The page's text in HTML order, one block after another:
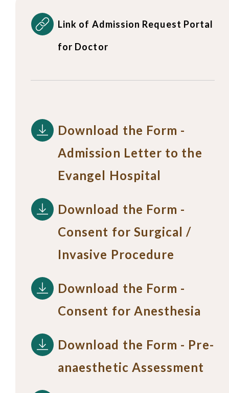
Link of Admission Request Portal
for Doctor
Download the Form -
Admission Letter to the
Evangel Hospital
Download the Form -
Consent for Surgical /
Invasive Procedure
Download the Form -
Consent for Anesthesia
Download the Form - Pre-
anaesthetic Assessment